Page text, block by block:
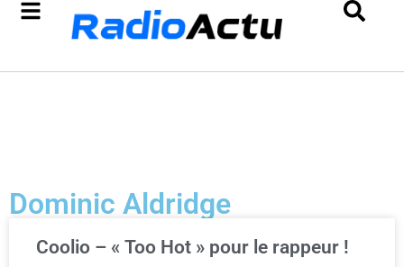
Dominic Aldridge
Coolio – « Too Hot » pour le rappeur !